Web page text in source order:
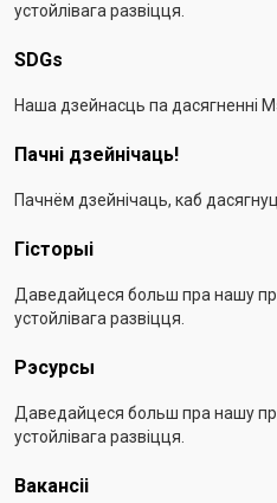
устойлівага развіцця.
SDGs
Наша дзейнасць па дасягненні
Пачні дзейнічаць!
Пачнём дзейнічаць, каб
Гісторыі
Даведайцеся больш пра нашу
устойлівага развіцця.
Рэсурсы
Даведайцеся больш пра нашу
устойлівага развіцця.
Вакансіі